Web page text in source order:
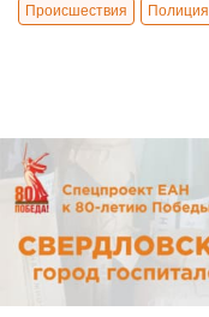
Происшествия Полиция